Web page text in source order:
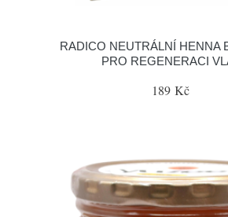
RADICO NEUTRÁLNÍ HENNA
PRO REGENERACI
189 Kč